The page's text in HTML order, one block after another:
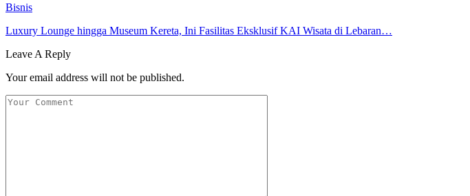
Bisnis
Luxury Lounge hingga Museum Kereta, Ini Fasilitas Eksklusif KAI Wisata di Lebaran…
Leave A Reply
Your email address will not be published.